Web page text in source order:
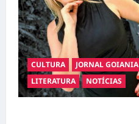
CULTURA
JORNAL GOIANIA
LITERATURA
NOTÍCIAS